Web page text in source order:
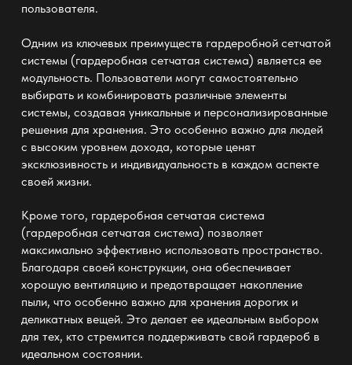
пользователя.
Одним из ключевых преимуществ гардеробной сетчатой
системы (гардеробная сетчатая система) является ее
модульность. Пользователи могут самостоятельно
выбирать и комбинировать различные элементы
системы, создавая уникальные и персонализированные
решения для хранения. Это особенно важно для людей
с высоким уровнем дохода, которые ценят
эксклюзивность и индивидуальность в каждом аспекте
своей жизни.
Кроме того, гардеробная сетчатая система
(гардеробная сетчатая система) позволяет
максимально эффективно использовать пространство.
Благодаря своей конструкции, она обеспечивает
хорошую вентиляцию и предотвращает накопление
пыли, что особенно важно для хранения дорогих и
деликатных вещей. Это делает ее идеальным выбором
для тех, кто стремится поддерживать свой гардероб в
идеальном состоянии.